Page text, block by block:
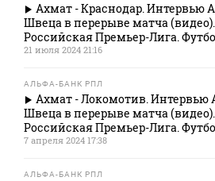
Ахмат - Краснодар. Интервью
Швеца в перерыве матча
Российская Премьер-Лига.
21 июля 2024 21:16
АЛЬФА-БАНК РПЛ
Ахмат - Локомотив. Интервью
Швеца в перерыве матча
Российская Премьер-Лига.
7 апреля 2024 17:38
АЛЬФА-БАНК РПЛ